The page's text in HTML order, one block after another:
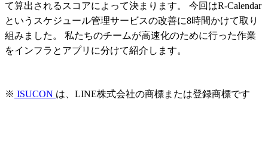
て算出されるスコアによって決まります。 今回はR-Calendar
というスケジュール管理サービスの改善に8時間かけて取り
組みました。 私たちのチームが高速化のために行った作業
をインフラとアプリに分けて紹介します。
※ ISUCON は、LINE株式会社の商標または登録商標です